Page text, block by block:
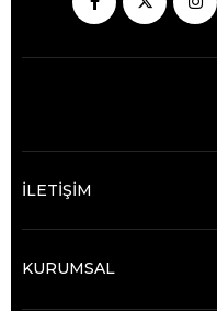
İLETİŞİM
KURUMSAL